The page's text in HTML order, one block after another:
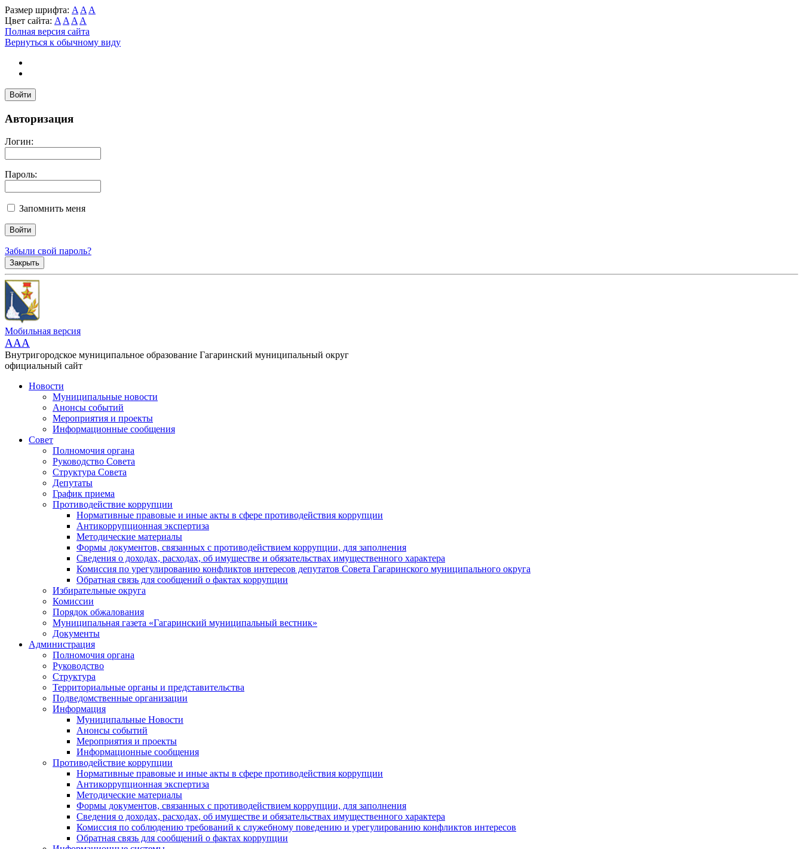
Размер шрифта: A A A
Цвет сайта: A A A A
Полная версия сайта
Вернуться к обычному виду
Войти
Авторизация
Логин:
Пароль:
Запомнить меня
Забыли свой пароль?
Закрыть
Мобильная версия
AAA
Внутригородское муниципальное образование Гагаринский муниципальный округ
официальный сайт
Новости
Муниципальные новости
Анонсы событий
Мероприятия и проекты
Информационные сообщения
Совет
Полномочия органа
Руководство Совета
Структура Совета
Депутаты
График приема
Противодействие коррупции
Нормативные правовые и иные акты в сфере противодействия коррупции
Антикоррупционная экспертиза
Методические материалы
Формы документов, связанных с противодействием коррупции, для заполнения
Сведения о доходах, расходах, об имуществе и обязательствах имущественного характера
Комиссия по урегулированию конфликтов интересов депутатов Совета Гагаринского муниципального округа
Обратная связь для сообщений о фактах коррупции
Избирательные округа
Комиссии
Порядок обжалования
Муниципальная газета «Гагаринский муниципальный вестник»
Документы
Администрация
Полномочия органа
Руководство
Структура
Территориальные органы и представительства
Подведомственные организации
Информация
Муниципальные Новости
Анонсы событий
Мероприятия и проекты
Информационные сообщения
Противодействие коррупции
Нормативные правовые и иные акты в сфере противодействия коррупции
Антикоррупционная экспертиза
Методические материалы
Формы документов, связанных с противодействием коррупции, для заполнения
Сведения о доходах, расходах, об имуществе и обязательствах имущественного характера
Комиссия по соблюдению требований к служебному поведению и урегулированию конфликтов интересов
Обратная связь для сообщений о фактах коррупции